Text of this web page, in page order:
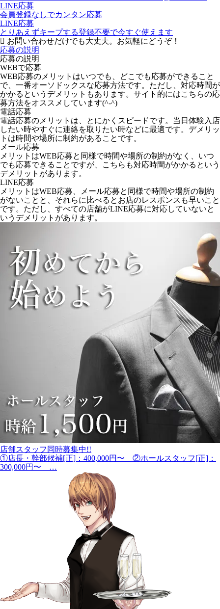
LINE応募
会員登録なしでカンタン応募
LINE応募
とりあえずキープする登録不要で今すぐ使えます
お問い合わせだけでも大丈夫。お気軽にどうぞ！
応募の説明
応募の説明
WEBで応募
WEB応募のメリットはいつでも、どこでも応募ができること
で、一番オーソドックスな応募方法です。ただし、対応時間が
かかるというデメリットもあります。サイト的にはこちらの応
募方法をオススメしています(^-^)
電話応募
電話応募のメリットは、とにかくスピードです。当日体験入店
したい時やすぐに連絡を取りたい時などに最適です。デメリッ
トは時間や場所に制約があることです。
メール応募
メリットはWEB応募と同様で時間や場所の制約がなく、いつ
でも応募できることですが、こちらも対応時間がかかるという
デメリットがあります。
LINE応募
メリットはWEB応募、メール応募と同様で時間や場所の制約
がないことと、それらに比べるとお店のレスポンスも早いこと
です。ただし、すべての店舗がLINE応募に対応していないと
いうデメリットがあります。
店舗スタッフ同時募集中!!
①店長・幹部候補[正]：400,000円〜 ②ホールスタッフ[正]：
300,000円〜 …